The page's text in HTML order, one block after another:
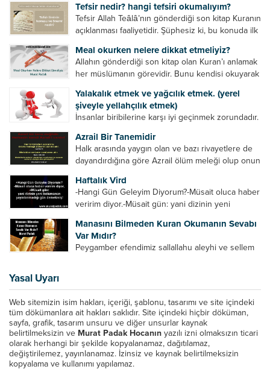
Tefsir nedir? hangi tefsiri okumalıyım?
Tefsir Allah Teâlâ’nın gönderdiği son kitap Kuranın
açıklanması faaliyetidir. Şüphesiz ki, bu konuda ilk
ayetleri peygamber efendimize soruyor. O da
bunları izah ediyor/tefsir ediyordu. “Biz sana...
Meal okurken nelere dikkat etmeliyiz?
Allahın gönderdiği son kitap olan Kuran’ı anlamak
her müslümanın görevidir. Bunu kendisi okuyarak
yollarla anlamaya çalışmalıdır. Meal nedir? Arapça
bir kelime olan meal;...
Yalakalık etmek ve yağcılık etmek. (yerel
şiveyle yellahçılık etmek)
İnsanlar biribilerine karşı iyi geçinmek zorundadır.
makam gücü, nesep gücü, maddi güç, fiziki güç)
diğer insanları ezebiliyor. Normal şartlarda elinde
bu güçler...
Azrail Bir Tanemidir
Halk arasında yaygın olan ve bazı rivayetlere de
dayandırdığına göre Azrail ölüm meleği olup onun
Azrail tek başına aynı anda binlerce insanın
canını...
Haftalık Vird
-Hangi Gün Geleyim Diyorum?-Müsait oluca haber
veririm diyor.-Müsait gün: yani dizinin yeni
efendinin Haftalık Virdi HAFTALIK VİRD Pazartesi
Günü Hangi VİRD var?20:00 Star TV –...
Manasını Bilmeden Kuran Okumanın Sevabı
Var Mıdır?
Peygamber efendimiz sallallahu aleyhi ve sellem
Yasal Uyarı
Web sitemizin isim hakları, içeriği, şablonu, tasarımı ve site içindeki
tüm dökümanlara ait hakları saklıdır. Site içindeki hiçbir döküman,
sayfa, grafik, tasarım unsuru ve diğer unsurlar kaynak
belirtilmeksizin ve Murat Padak Hocanın yazılı izni olmaksızın ticari
olarak herhangi bir şekilde kopyalanamaz, dağıtılamaz,
değiştirilemez, yayınlanamaz. İzinsiz ve kaynak belirtilmeksizin
kopyalama ve kullanımı yapılamaz.